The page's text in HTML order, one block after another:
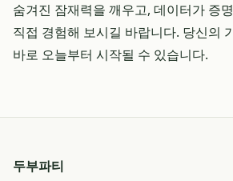
숨겨진 잠재력을 깨우고, 데이터가 증
직접 경험해 보시길 바랍니다. 당신의
바로 오늘부터 시작될 수 있습니다.
두부파티